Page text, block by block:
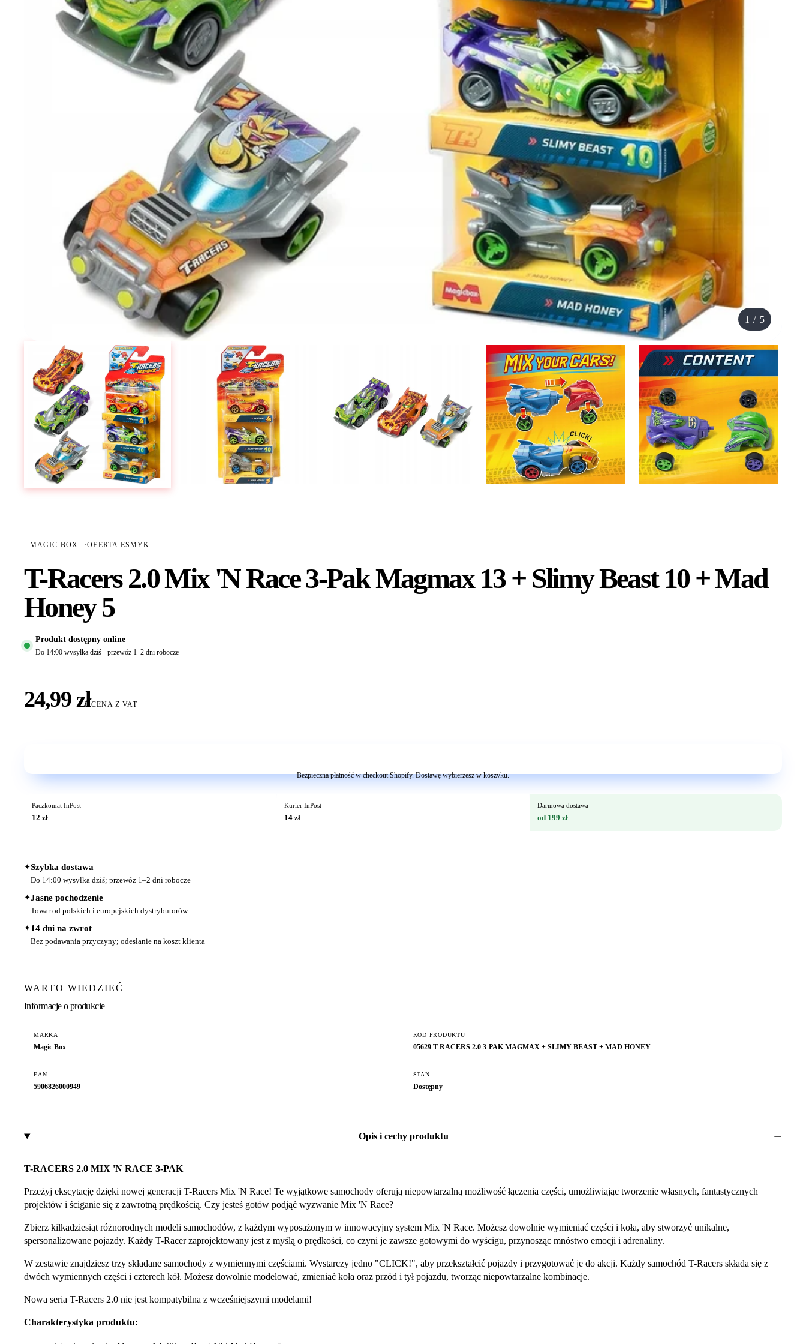
1 / 5
MAGIC BOX ·OFERTA ESMYK
T-Racers 2.0 Mix 'N Race 3-Pak Magmax 13 + Slimy Beast 10 + Mad
Honey 5
Produkt dostępny online
Do 14:00 wysyłka dziś · przewóz 1–2 dni robocze
24,99 złCENA Z VAT
Bezpieczna płatność w checkout Shopify. Dostawę wybierzesz w koszyku.
Paczkomat InPost
12 zł
Kurier InPost
14 zł
Darmowa dostawa
od 199 zł
✦Szybka dostawa
Do 14:00 wysyłka dziś; przewóz 1–2 dni robocze
✦Jasne pochodzenie
Towar od polskich i europejskich dystrybutorów
✦14 dni na zwrot
Bez podawania przyczyny; odesłanie na koszt klienta
WARTO WIEDZIEĆ
Informacje o produkcie
MARKA
Magic Box
KOD PRODUKTU
05629 T-RACERS 2.0 3-PAK MAGMAX + SLIMY BEAST + MAD HONEY
EAN
5906826000949
STAN
Dostępny
Opis i cechy produktu
T-RACERS 2.0 MIX 'N RACE 3-PAK
Przeżyj ekscytację dzięki nowej generacji T-Racers Mix 'N Race! Te wyjątkowe samochody oferują niepowtarzalną możliwość łączenia części, umożliwiając tworzenie własnych, fantastycznych
projektów i ściganie się z zawrotną prędkością. Czy jesteś gotów podjąć wyzwanie Mix 'N Race?
Zbierz kilkadziesiąt różnorodnych modeli samochodów, z każdym wyposażonym w innowacyjny system Mix 'N Race. Możesz dowolnie wymieniać części i koła, aby stworzyć unikalne,
spersonalizowane pojazdy. Każdy T-Racer zaprojektowany jest z myślą o prędkości, co czyni je zawsze gotowymi do wyścigu, przynosząc mnóstwo emocji i adrenaliny.
W zestawie znajdziesz trzy składane samochody z wymiennymi częściami. Wystarczy jedno "CLICK!", aby przekształcić pojazdy i przygotować je do akcji. Każdy samochód T-Racers składa się z
dwóch wymiennych części i czterech kół. Możesz dowolnie modelować, zmieniać koła oraz przód i tył pojazdu, tworząc niepowtarzalne kombinacje.
Nowa seria T-Racers 2.0 nie jest kompatybilna z wcześniejszymi modelami!
Charakterystyka produktu: